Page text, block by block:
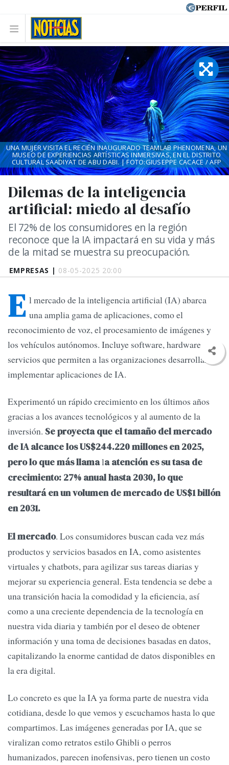
EMPRESAS | 08-05-2025 20:00
Dilemas de la inteligencia
artificial: miedo al desafío
El 72% de los consumidores en la región
reconoce que la IA impactará en su vida y más
de la mitad se muestra su preocupación.
UNA MUJER VISITA EL RECIÉN INAUGURADO TEAMLAB PHENOMENA, UN
MUSEO DE EXPERIENCIAS ARTÍSTICAS INMERSIVAS, EN EL DISTRITO
CULTURAL SAADIYAT DE ABU DABI. | FOTO:GIUSEPPE CACACE / AFP
E l mercado de la inteligencia artificial (IA) abarca
una amplia gama de aplicaciones, como el
reconocimiento de voz, el procesamiento de imágenes y
los vehículos autónomos. Incluye software, hardware y
servicios que permiten a las organizaciones desarrollar e
implementar aplicaciones de IA.
Experimentó un rápido crecimiento en los últimos años
gracias a los avances tecnológicos y al aumento de la
inversión. Se proyecta que el tamaño del mercado
de IA alcance los US$244.220 millones en 2025,
pero lo que más llamala atención es su tasa de
crecimiento: 27% anual hasta 2030, lo que
resultará en un volumen de mercado de US$1 billón
en 2031.
El mercado. Los consumidores buscan cada vez más
productos y servicios basados ​​en IA, como asistentes
virtuales y chatbots, para agilizar sus tareas diarias y
mejorar su experiencia general. Esta tendencia se debe a
una transición hacia la comodidad y la eficiencia, así
como a una creciente dependencia de la tecnología en
nuestra vida diaria y también por el deseo de obtener
información y una toma de decisiones basadas en datos,
capitalizando la enorme cantidad de datos disponibles en
la era digital.
Lo concreto es que la IA ya forma parte de nuestra vida
cotidiana, desde lo que vemos y escuchamos hasta lo que
compartimos. Las imágenes generadas por IA, que se
viralizan como retratos estilo Ghibli o perros
humanizados, parecen inofensivas, pero tienen un costo